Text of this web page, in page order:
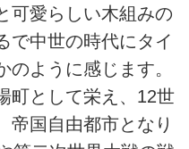
可愛らしい木組みの
で中世の時代にタイ
のように感じます。
町として栄え、12世
帝国自由都市となり